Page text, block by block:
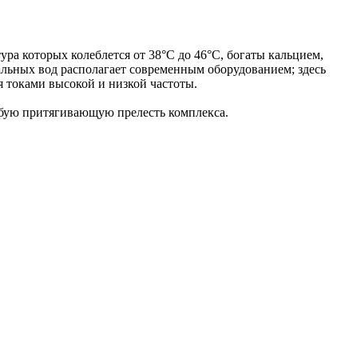
которых колеблется от 38°С до 46°С, богаты кальцием,
вод располагает современным оборудованием; здесь
токами высокой и низкой частоты.
притягивающую прелесть комплекса.